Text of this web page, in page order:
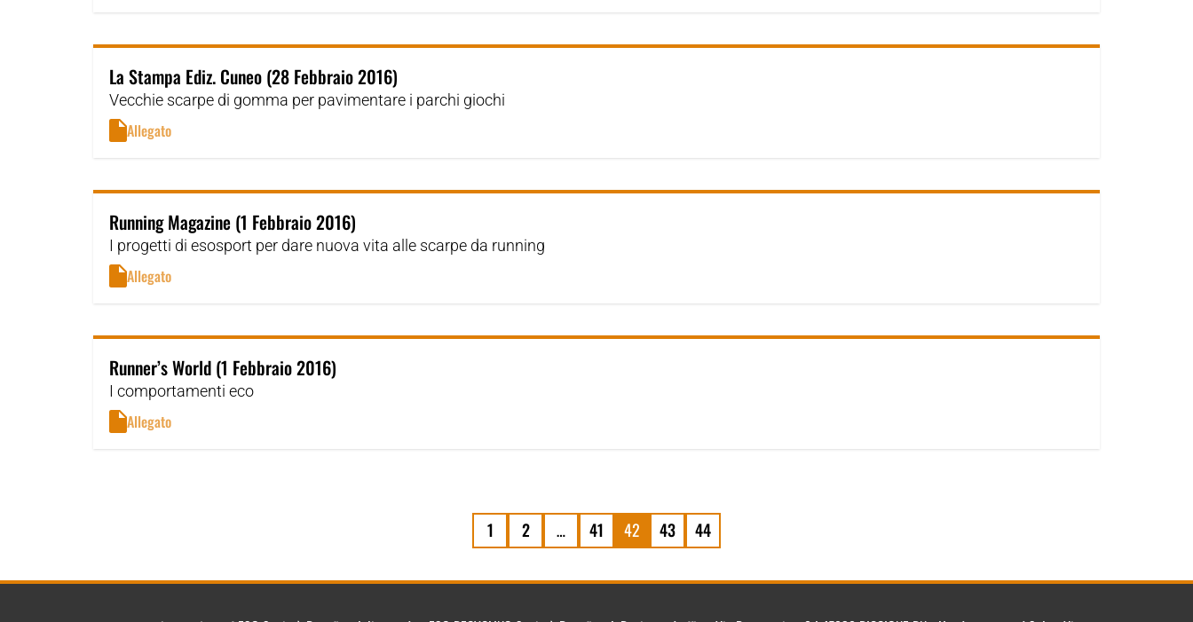
La Stampa Ediz. Cuneo (28 Febbraio 2016)
Vecchie scarpe di gomma per pavimentare i parchi giochi
Allegato
Running Magazine (1 Febbraio 2016)
I progetti di esosport per dare nuova vita alle scarpe da running
Allegato
Runner’s World (1 Febbraio 2016)
I comportamenti eco
Allegato
articoli
1 2 … 41 42 43 44